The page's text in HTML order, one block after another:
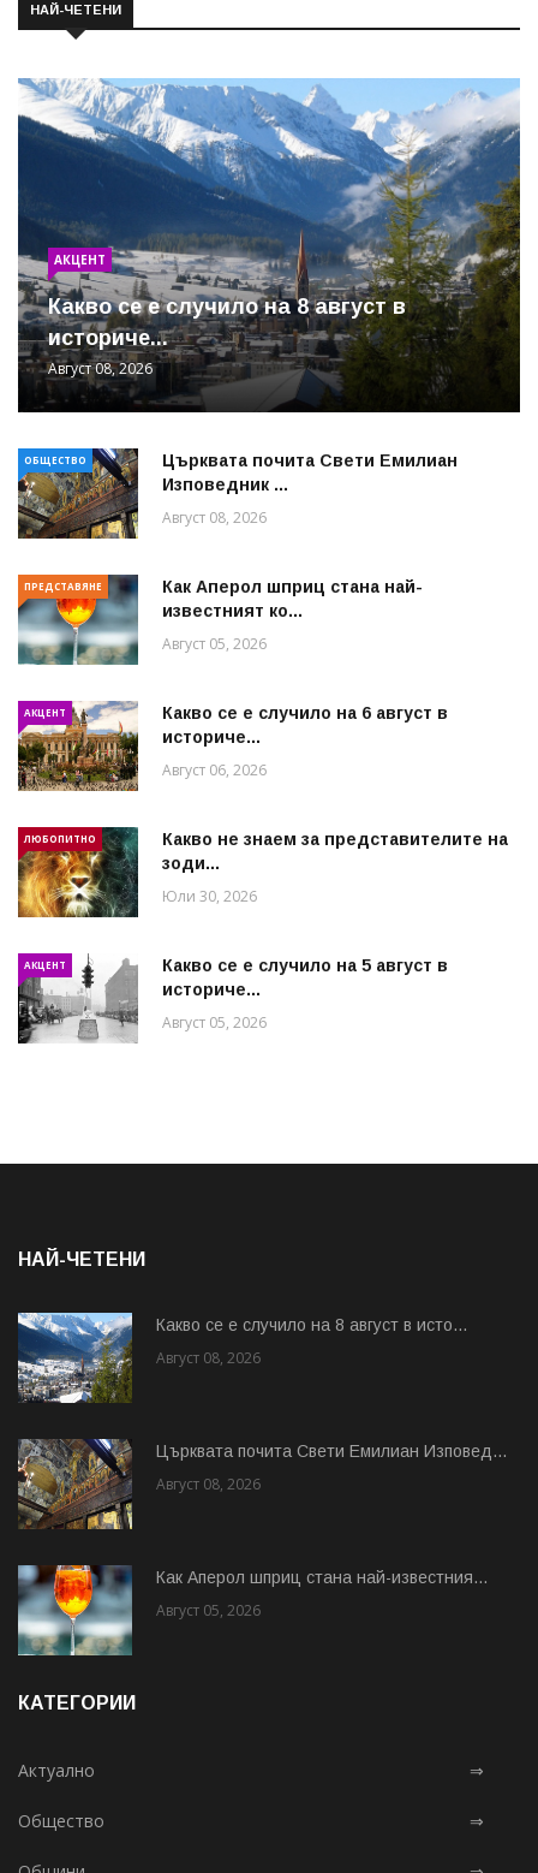
НАЙ-ЧЕТЕНИ
АКЦЕНТ
Какво се е случило на 8 август в
историче...
Август 08, 2026
ОБЩЕСТВО
Църквата почита Свeти Емилиан
Изповедник ...
Август 08, 2026
ПРЕДСТАВЯНЕ
Как Аперол шприц стана най-
известният ко...
Август 05, 2026
АКЦЕНТ
Какво се е случило на 6 август в
историче...
Август 06, 2026
ЛЮБОПИТНО
Какво не знаем за представителите на
зоди...
Юли 30, 2026
АКЦЕНТ
Какво се е случило на 5 август в
историче...
Август 05, 2026
НАЙ-ЧЕТЕНИ
Какво се е случило на 8 август в исто...
Август 08, 2026
Църквата почита Свeти Емилиан Изповед...
Август 08, 2026
Как Аперол шприц стана най-известния...
Август 05, 2026
КАТЕГОРИИ
Актуално ⇒
Общество ⇒